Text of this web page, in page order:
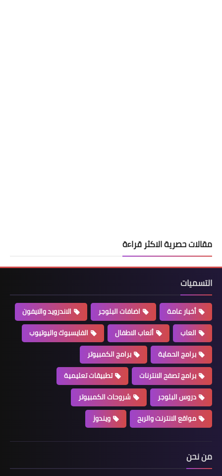
مقالات حصرية الاكثر قراءة
التسميات
أخبار عامة اضافات البلوجر
الاندرويد والايفون
العاب
ألعاب الاطفال
الفايسبوك واليوتيوب
برامج الحماية
برامج الكمبيوتر
برامج تصفح الانترنات
تطبيقات تعليمية
دروس البلوجر
شروحات الكمبيوتر
مواقع الانترنت والربح
ويندوز
من نحن